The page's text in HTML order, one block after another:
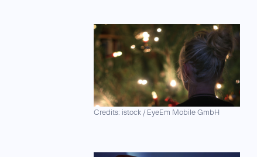
Credits: istock / EyeEm Mobile GmbH